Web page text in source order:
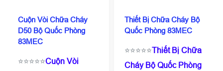
Cuộn Vòi Chữa Cháy
D50 Bộ Quốc Phòng
83MEC
⭐⭐⭐⭐⭐Cuộn Vòi
Thiết Bị Chữa Cháy Bộ
Quốc Phòng 83MEC
⭐⭐⭐⭐⭐Thiết Bị Chữa
Cháy Bộ Quốc Phòng